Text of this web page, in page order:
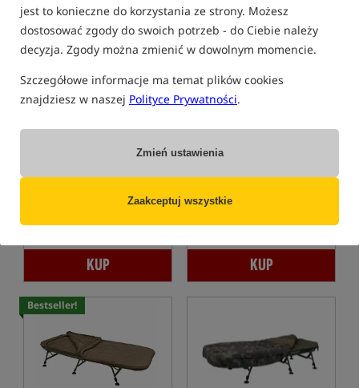
jest to konieczne do korzystania ze strony. Możesz
dostosować zgody do swoich potrzeb - do Ciebie należy
decyzja. Zgody można zmienić w dowolnym momencie.
Szczegółowe informacje ma temat plików cookies
znajdziesz w naszej Polityce Prywatności.
Zmień ustawienia
Zaakceptuj wszystkie
Bestseller! 5,0
KUP
System Wide 8 Leg
Cena kat.:
Min. cena z 30 dni przed
KUP
Bestseller!